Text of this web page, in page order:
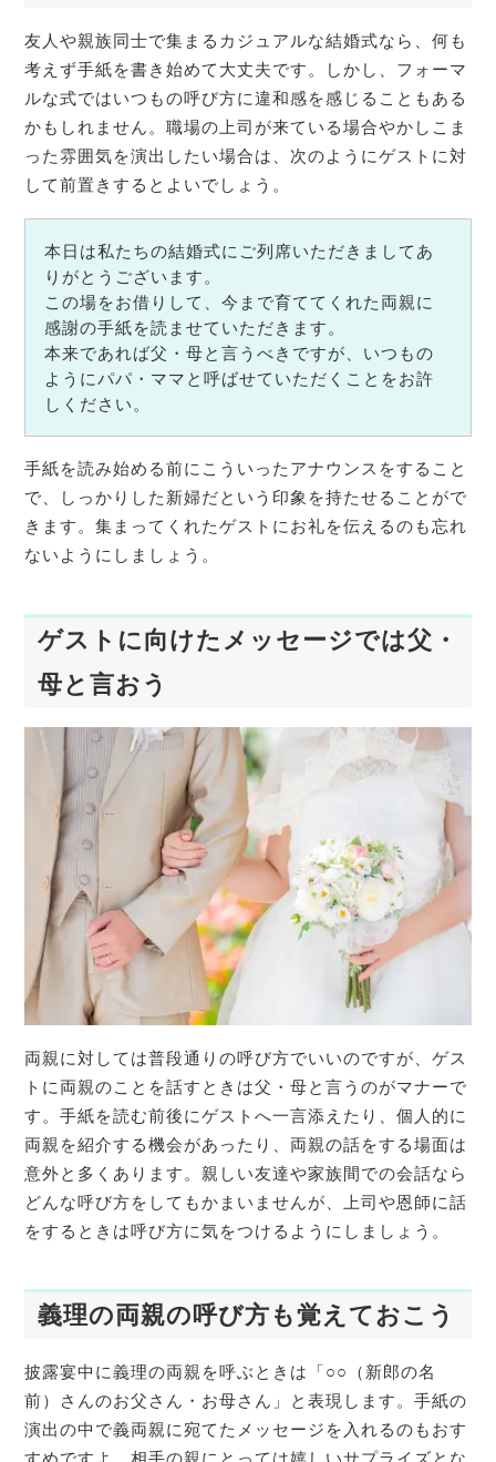
友人や親族同士で集まるカジュアルな結婚式なら、何も
考えず手紙を書き始めて大丈夫です。しかし、フォーマ
ルな式ではいつもの呼び方に違和感を感じることもある
かもしれません。職場の上司が来ている場合やかしこま
った雰囲気を演出したい場合は、次のようにゲストに対
して前置きするとよいでしょう。
本日は私たちの結婚式にご列席いただきましてあ
りがとうございます。
この場をお借りして、今まで育ててくれた両親に
感謝の手紙を読ませていただきます。
本来であれば父・母と言うべきですが、いつもの
ようにパパ・ママと呼ばせていただくことをお許
しください。
手紙を読み始める前にこういったアナウンスをすること
で、しっかりした新婦だという印象を持たせることがで
きます。集まってくれたゲストにお礼を伝えるのも忘れ
ないようにしましょう。
ゲストに向けたメッセージでは父・
母と言おう
両親に対しては普段通りの呼び方でいいのですが、ゲス
トに両親のことを話すときは父・母と言うのがマナーで
す。手紙を読む前後にゲストへ一言添えたり、個人的に
両親を紹介する機会があったり、両親の話をする場面は
意外と多くあります。親しい友達や家族間での会話なら
どんな呼び方をしてもかまいませんが、上司や恩師に話
をするときは呼び方に気をつけるようにしましょう。
義理の両親の呼び方も覚えておこう
披露宴中に義理の両親を呼ぶときは「○○（新郎の名
前）さんのお父さん・お母さん」と表現します。手紙の
演出の中で義両親に宛てたメッセージを入れるのもおす
すめですよ。相手の親にとっては嬉しいサプライズとな